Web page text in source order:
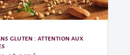
gluten : attention aux